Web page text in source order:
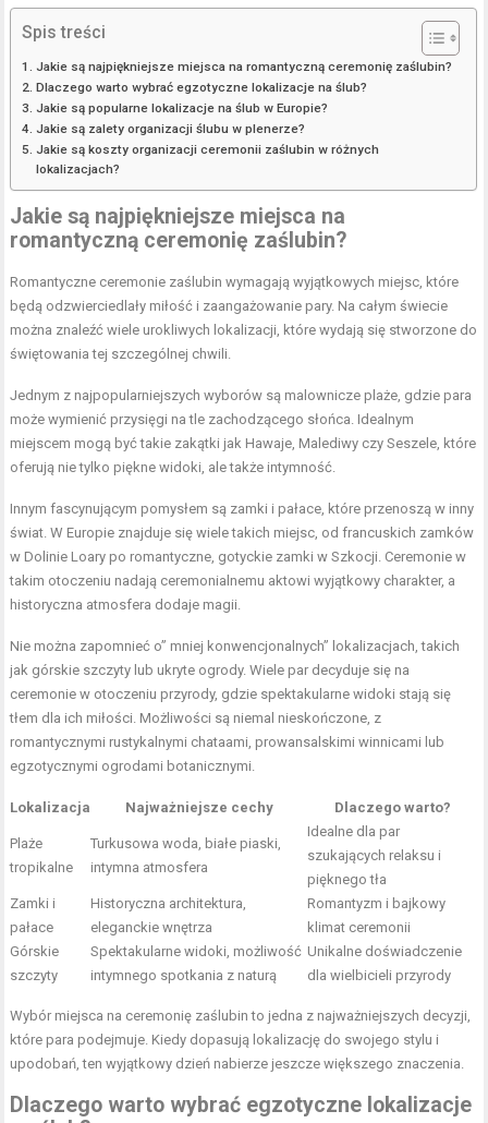
Spis treści
Jakie są najpiękniejsze miejsca na romantyczną ceremonię zaślubin?
Dlaczego warto wybrać egzotyczne lokalizacje na ślub?
Jakie są popularne lokalizacje na ślub w Europie?
Jakie są zalety organizacji ślubu w plenerze?
Jakie są koszty organizacji ceremonii zaślubin w różnych
lokalizacjach?
Jakie są najpiękniejsze miejsca na
romantyczną ceremonię zaślubin?
Romantyczne ceremonie zaślubin wymagają wyjątkowych miejsc, które
będą odzwierciedlały miłość i zaangażowanie pary. Na całym świecie
można znaleźć wiele urokliwych lokalizacji, które wydają się stworzone do
świętowania tej szczególnej chwili.
Jednym z najpopularniejszych wyborów są malownicze plaże, gdzie para
może wymienić przysięgi na tle zachodzącego słońca. Idealnym
miejscem mogą być takie zakątki jak Hawaje, Malediwy czy Seszele, które
oferują nie tylko piękne widoki, ale także intymność.
Innym fascynującym pomysłem są zamki i pałace, które przenoszą w inny
świat. W Europie znajduje się wiele takich miejsc, od francuskich zamków
w Dolinie Loary po romantyczne, gotyckie zamki w Szkocji. Ceremonie w
takim otoczeniu nadają ceremonialnemu aktowi wyjątkowy charakter, a
historyczna atmosfera dodaje magii.
Nie można zapomnieć o” mniej konwencjonalnych” lokalizacjach, takich
jak górskie szczyty lub ukryte ogrody. Wiele par decyduje się na
ceremonie w otoczeniu przyrody, gdzie spektakularne widoki stają się
tłem dla ich miłości. Możliwości są niemal nieskończone, z
romantycznymi rustykalnymi chataami, prowansalskimi winnicami lub
egzotycznymi ogrodami botanicznymi.
Lokalizacja Najważniejsze cechy Dlaczego warto?
Plaże
tropikalne
Turkusowa woda, białe piaski,
intymna atmosfera
Idealne dla par
szukających relaksu i
pięknego tła
Zamki i
pałace
Historyczna architektura,
eleganckie wnętrza
Romantyzm i bajkowy
klimat ceremonii
Górskie
szczyty
Spektakularne widoki, możliwość
intymnego spotkania z naturą
Unikalne doświadczenie
dla wielbicieli przyrody
Wybór miejsca na ceremonię zaślubin to jedna z najważniejszych decyzji,
które para podejmuje. Kiedy dopasują lokalizację do swojego stylu i
upodobań, ten wyjątkowy dzień nabierze jeszcze większego znaczenia.
Dlaczego warto wybrać egzotyczne lokalizacje